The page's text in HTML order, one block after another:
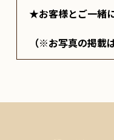
★お客様とご一緒
（※お写真の掲載